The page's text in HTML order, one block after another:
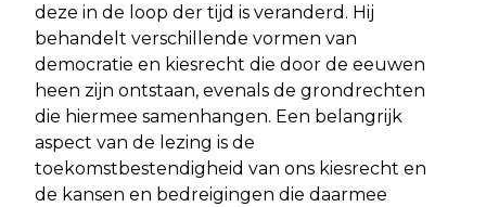
deze in de loop der tijd is veranderd. Hij
behandelt verschillende vormen van
democratie en kiesrecht die door de eeuwen
heen zijn ontstaan, evenals de grondrechten
die hiermee samenhangen. Een belangrijk
aspect van de lezing is de
toekomstbestendigheid van ons kiesrecht en
de kansen en bedreigingen die daarmee